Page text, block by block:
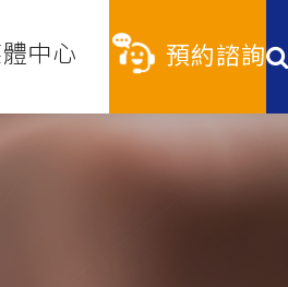
中心 預約諮詢